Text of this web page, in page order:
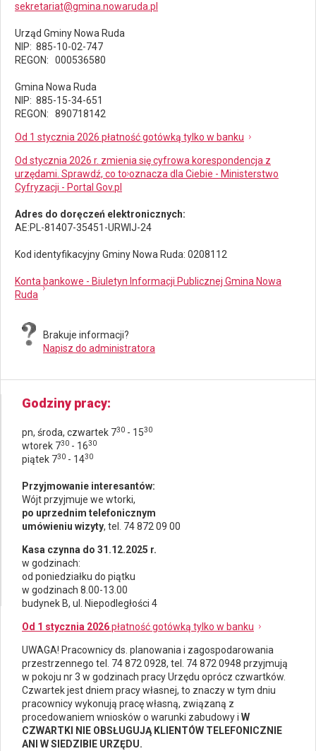
sekretariat@gmina.nowaruda.pl
Urząd Gminy Nowa Ruda
NIP: 885-10-02-747
REGON: 000536580
Gmina Nowa Ruda
NIP: 885-15-34-651
REGON: 890718142
Od 1 stycznia 2026 płatność gotówką tylko w banku
Od stycznia 2026 r. zmienia się cyfrowa korespondencja z
urzędami. Sprawdź, co to oznacza dla Ciebie - Ministerstwo
Cyfryzacji - Portal Gov.pl
Adres do doręczeń elektronicznych:
AE:PL-81407-35451-URWIJ-24
Kod identyfikacyjny Gminy Nowa Ruda: 0208112
Konta bankowe - Biuletyn Informacji Publicznej Gmina Nowa
Ruda
Brakuje informacji?
Napisz do administratora
Godziny pracy
pn, środa, czwartek 730 - 1530
wtorek 730 - 1630
piątek 730 - 1430
Przyjmowanie interesantów:
Wójt przyjmuje we wtorki,
po uprzednim telefonicznym
umówieniu wizyty, tel. 74 872 09 00
Kasa czynna do 31.12.2025 r.
w godzinach:
od poniedziałku do piątku
w godzinach 8.00-13.00
budynek B, ul. Niepodległości 4
Od 1 stycznia 2026płatność gotówką tylko w banku
UWAGA! Pracownicy ds. planowania i zagospodarowania
przestrzennego tel. 74 872 0928, tel. 74 872 0948 przyjmują
w pokoju nr 3 w godzinach pracy Urzędu oprócz czwartków.
Czwartek jest dniem pracy własnej, to znaczy w tym dniu
pracownicy wykonują pracę własną, związaną z
procedowaniem wniosków o warunki zabudowy i W
CZWARTKI NIE OBSŁUGUJĄ KLIENTÓW TELEFONICZNIE
ANI W SIEDZIBIE URZĘDU.